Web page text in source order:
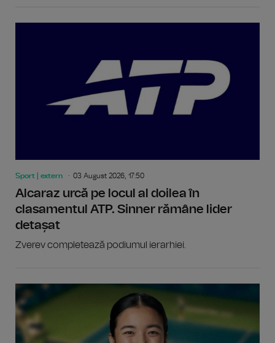
Sport | extern 03 August 2026, 17:50
Alcaraz urcă pe locul al doilea în
clasamentul ATP. Sinner rămâne lider
detașat
Zverev completează podiumul ierarhiei.